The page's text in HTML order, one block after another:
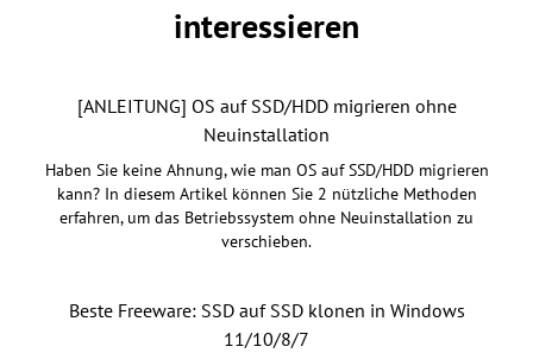
interessieren
[ANLEITUNG] OS auf SSD/HDD migrieren ohne
Neuinstallation
Haben Sie keine Ahnung, wie man OS auf SSD/HDD migrieren
kann? In diesem Artikel können Sie 2 nützliche Methoden
erfahren, um das Betriebssystem ohne Neuinstallation zu
verschieben.
Beste Freeware: SSD auf SSD klonen in Windows
11/10/8/7